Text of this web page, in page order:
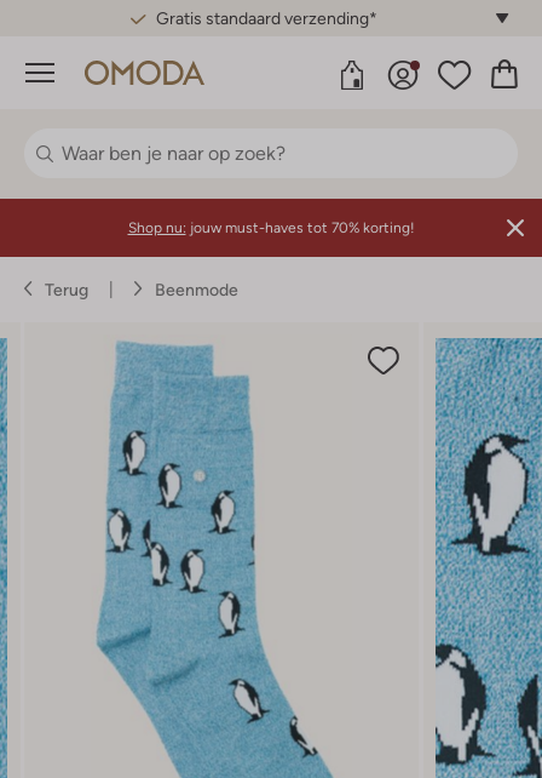
Gratis standaard verzending*
Menu
Shop nu: jouw must-haves tot 70% korting!
Terug Beenmode